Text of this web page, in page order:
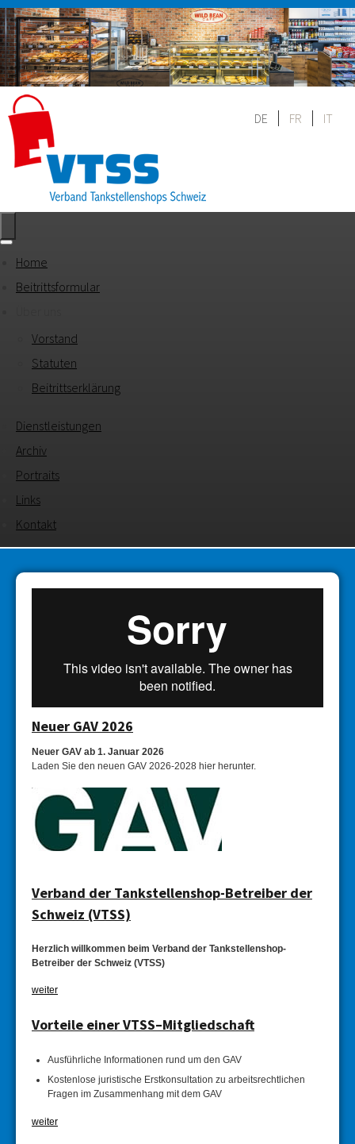
DE FR IT
Home
Beitrittsformular
Vorstand
Statuten
Beitrittserklärung
Dienstleistungen
Archiv
Portraits
Links
Kontakt
Neuer GAV 2026
Neuer GAV ab 1. Januar 2026
Laden Sie den neuen GAV 2026-2028 hier herunter.
Verband der Tankstellenshop-Betreiber der
Schweiz (VTSS)
Herzlich will­kommen beim Verband der Tank­stellen­shop-
Betreiber der Schweiz (VTSS)
weiter
Vorteile einer VTSS–Mitgliedschaft
Ausführliche Informationen rund um den GAV
Kostenlose juristische Erstkonsultation zu arbeitsrechtlichen
Fragen im Zusammenhang mit dem GAV
weiter